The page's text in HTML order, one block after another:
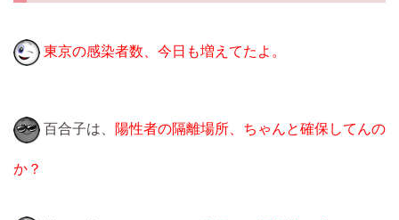
東京の感染者数、今日も増えてたよ。
百合子は、 陽性者の隔離場所、ちゃんと確保してんの
か？